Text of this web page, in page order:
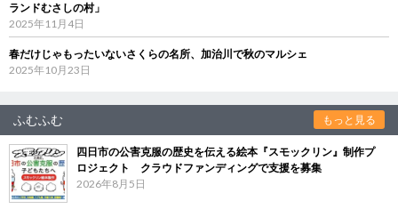
ランドむさしの村」
2025年11月4日
春だけじゃもったいないさくらの名所、加治川で秋のマルシェ
2025年10月23日
ふむふむ もっと見る
四日市の公害克服の歴史を伝える絵本『スモックリン』制作プ
ロジェクト クラウドファンディングで支援を募集
2026年8月5日